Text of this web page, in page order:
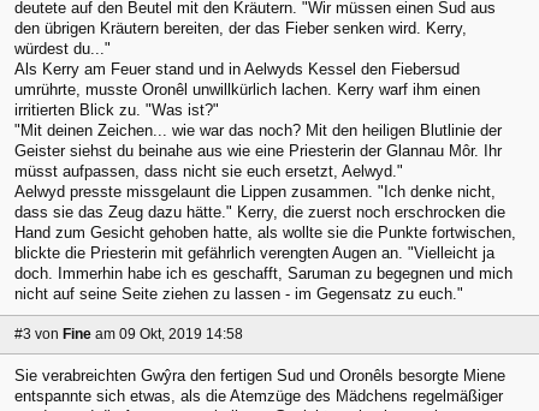
deutete auf den Beutel mit den Kräutern. "Wir müssen einen Sud aus
den übrigen Kräutern bereiten, der das Fieber senken wird. Kerry,
würdest du..."
Als Kerry am Feuer stand und in Aelwyds Kessel den Fiebersud
umrührte, musste Oronêl unwillkürlich lachen. Kerry warf ihm einen
irritierten Blick zu. "Was ist?"
"Mit deinen Zeichen... wie war das noch? Mit den heiligen Blutlinie der
Geister siehst du beinahe aus wie eine Priesterin der Glannau Môr. Ihr
müsst aufpassen, dass nicht sie euch ersetzt, Aelwyd."
Aelwyd presste missgelaunt die Lippen zusammen. "Ich denke nicht,
dass sie das Zeug dazu hätte." Kerry, die zuerst noch erschrocken die
Hand zum Gesicht gehoben hatte, als wollte sie die Punkte fortwischen,
blickte die Priesterin mit gefährlich verengten Augen an. "Vielleicht ja
doch. Immerhin habe ich es geschafft, Saruman zu begegnen und mich
nicht auf seine Seite ziehen zu lassen - im Gegensatz zu euch."
#3 von Fine am 09 Okt, 2019 14:58
Sie verabreichten Gwŷra den fertigen Sud und Oronêls besorgte Miene
entspannte sich etwas, als die Atemzüge des Mädchens regelmäßiger